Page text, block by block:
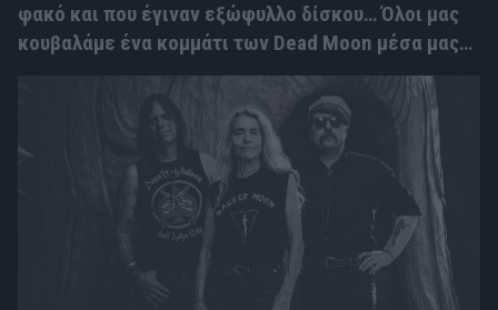
φακό και που έγιναν εξώφυλλο δίσκου… Όλοι μας
κουβαλάμε ένα κομμάτι των Dead Moon μέσα μας…